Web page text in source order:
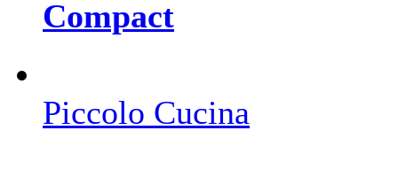
Compact
Piccolo Cucina